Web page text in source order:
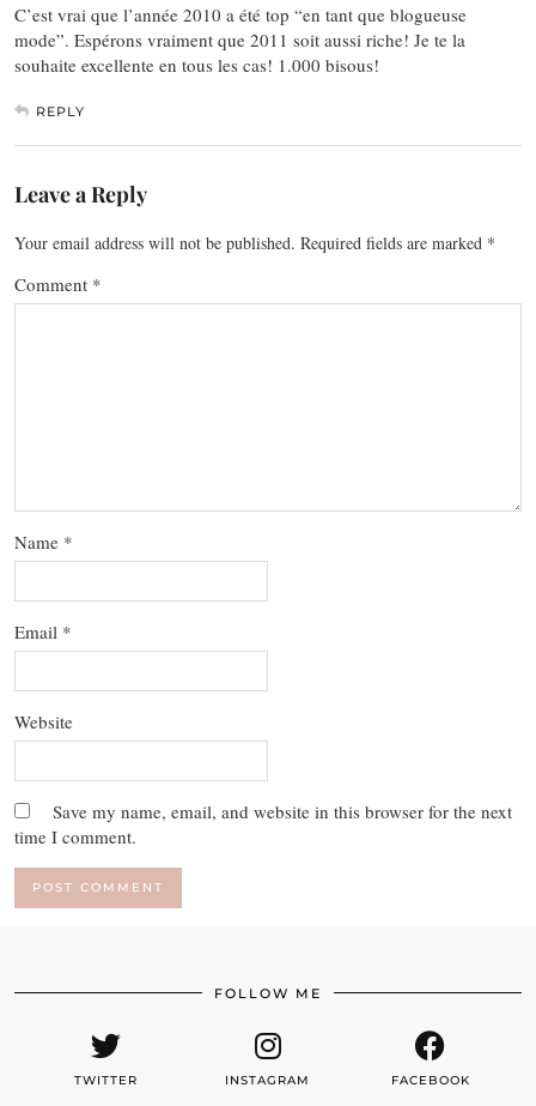
C’est vrai que l’année 2010 a été top “en tant que blogueuse
mode”. Espérons vraiment que 2011 soit aussi riche! Je te la
souhaite excellente en tous les cas! 1.000 bisous!
REPLY
Leave a Reply
Your email address will not be published. Required fields are marked *
Comment *
Name *
Email *
Website
Save my name, email, and website in this browser for the next
time I comment.
FOLLOW ME
TWITTER INSTAGRAM FACEBOOK